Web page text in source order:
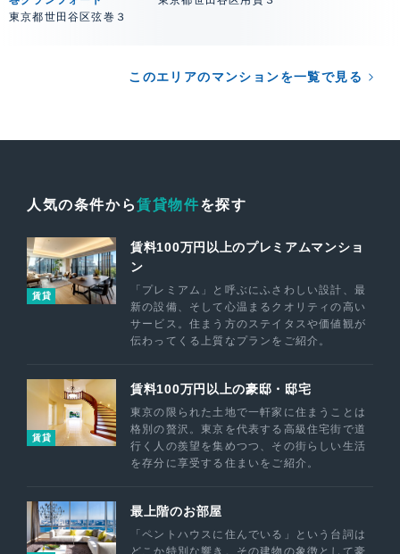
東京都世田谷区弦巻３
このエリアのマンションを一覧で見る
人気の条件から賃貸物件を探す
賃貸
賃料100万円以上のプレミアムマンショ
ン
「プレミアム」と呼ぶにふさわしい設計、最
新の設備、そして心温まるクオリティの高い
サービス。住まう方のステイタスや価値観が
伝わってくる上質なプランをご紹介。
賃貸
賃料100万円以上の豪邸・邸宅
東京の限られた土地で一軒家に住まうことは
格別の贅沢。東京を代表する高級住宅街で道
行く人の羨望を集めつつ、その街らしい生活
を存分に享受する住まいをご紹介。
最上階のお部屋
「ペントハウスに住んでいる」という台詞は